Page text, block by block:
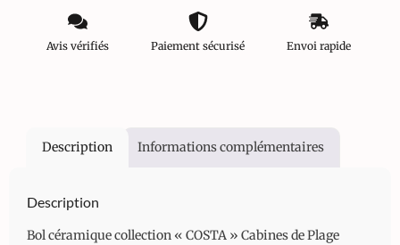
Avis vérifiés Paiement sécurisé Envoi rapide
Description Informations complémentaires
Description
Bol céramique collection « COSTA » Cabines de Plage